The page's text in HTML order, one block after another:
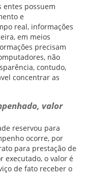
entes possuem
e
real, informações
em meios
precisam
não
contudo,
concentrar as
valor
reservou para
ocorre, por
para prestação de
executado, o valor é
de fato receber o